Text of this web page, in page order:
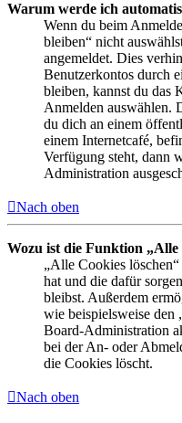
Warum werde ich
Wenn du beim
bleiben“ nicht
angemeldet. Dies
Benutzerkontos durch
bleiben, kannst du das
Anmelden auswählen.
du dich an einem
einem Internetcafé,
Verfügung steht, dann
Administration
Nach oben
Wozu ist die Funktion „Alle
„Alle Cookies
hat und die dafür
bleibst. Außerdem
wie beispielsweise den
Board-Administration
bei der An- oder
die Cookies löscht.
Nach oben